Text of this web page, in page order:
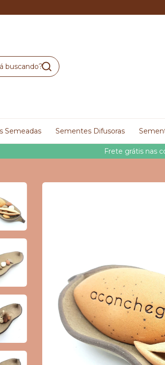
Frete grátis nas
Semeadas Sementes Difusoras